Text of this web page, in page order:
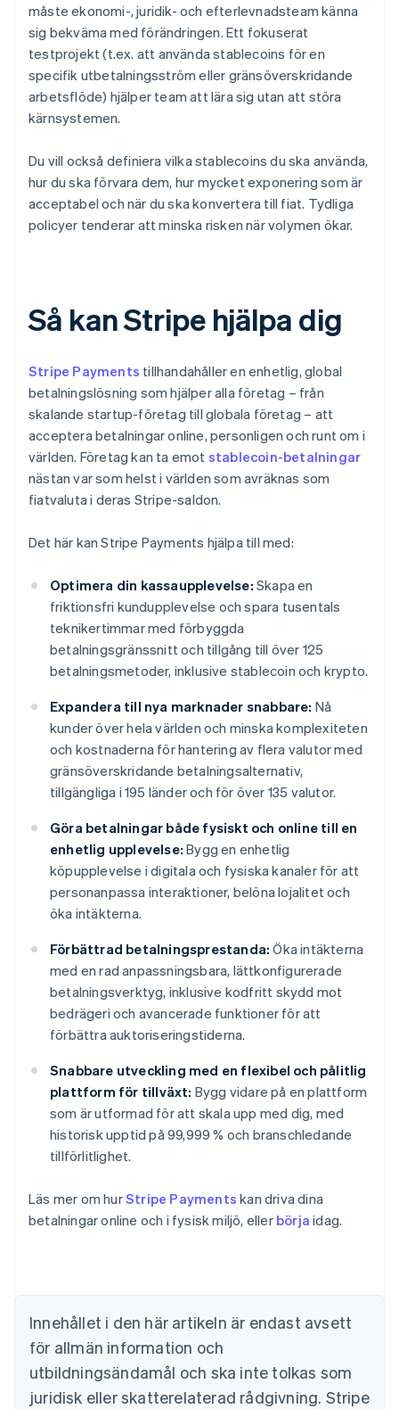
måste ekonomi-, juridik- och efterlevnadsteam känna
sig bekväma med förändringen. Ett fokuserat
testprojekt (t.ex. att använda stablecoins för en
specifik utbetalningsström eller gränsöverskridande
arbetsflöde) hjälper team att lära sig utan att störa
kärnsystemen.
Du vill också definiera vilka stablecoins du ska använda,
hur du ska förvara dem, hur mycket exponering som är
acceptabel och när du ska konvertera till fiat. Tydliga
policyer tenderar att minska risken när volymen ökar.
Så kan Stripe hjälpa dig
Stripe Payments tillhandahåller en enhetlig, global
betalningslösning som hjälper alla företag – från
skalande startup-företag till globala företag – att
acceptera betalningar online, personligen och runt om i
världen. Företag kan ta emot stablecoin-betalningar
nästan var som helst i världen som avräknas som
fiatvaluta i deras Stripe-saldon.
Det här kan Stripe Payments hjälpa till med:
Optimera din kassaupplevelse: Skapa en
friktionsfri kundupplevelse och spara tusentals
teknikertimmar med förbyggda
betalningsgränssnitt och tillgång till över 125
betalningsmetoder, inklusive stablecoin och krypto.
Expandera till nya marknader snabbare: Nå
kunder över hela världen och minska komplexiteten
och kostnaderna för hantering av flera valutor med
gränsöverskridande betalningsalternativ,
tillgängliga i 195 länder och för över 135 valutor.
Göra betalningar både fysiskt och online till en
enhetlig upplevelse: Bygg en enhetlig
köpupplevelse i digitala och fysiska kanaler för att
personanpassa interaktioner, belöna lojalitet och
öka intäkterna.
Förbättrad betalningsprestanda: Öka intäkterna
med en rad anpassningsbara, lättkonfigurerade
betalningsverktyg, inklusive kodfritt skydd mot
bedrägeri och avancerade funktioner för att
förbättra auktoriseringstiderna.
Snabbare utveckling med en flexibel och pålitlig
plattform för tillväxt: Bygg vidare på en plattform
som är utformad för att skala upp med dig, med
historisk upptid på 99,999 % och branschledande
tillförlitlighet.
Läs mer om hurStripe Payments kan driva dina
betalningar online och i fysisk miljö, eller börja idag.
Innehållet i den här artikeln är endast avsett
för allmän information och
utbildningsändamål och ska inte tolkas som
juridisk eller skatterelaterad rådgivning. Stripe
Australien
English
PortuguêsEnglish
Bulgarien
English
Cypern
English
Danmark
English